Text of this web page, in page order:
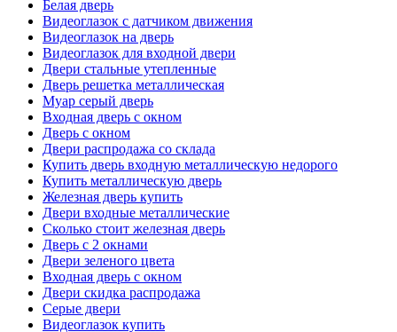
Белая дверь
Видеоглазок с датчиком движения
Видеоглазок на дверь
Видеоглазок для входной двери
Двери стальные утепленные
Дверь решетка металлическая
Муар серый дверь
Входная дверь с окном
Дверь с окном
Двери распродажа со склада
Купить дверь входную металлическую недорого
Купить металлическую дверь
Железная дверь купить
Двери входные металлические
Сколько стоит железная дверь
Дверь с 2 окнами
Двери зеленого цвета
Входная дверь с окном
Двери скидка распродажа
Серые двери
Видеоглазок купить